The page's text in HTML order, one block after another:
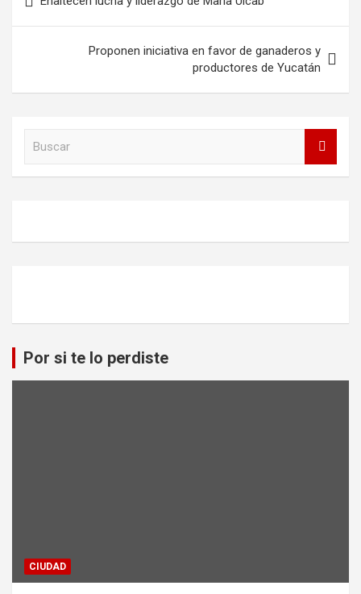
de
entradasProponen iniciativa en favor de ganaderos y
productores de Yucatán
Por si te lo perdiste
CIUDAD